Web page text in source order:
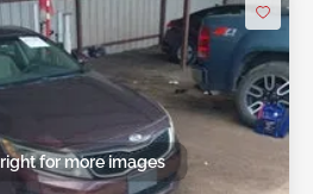
for more images